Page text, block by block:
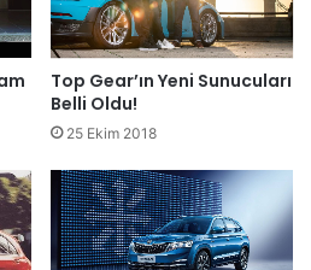
Top Gear’ın Yeni Sunucuları
Belli Oldu!
25 Ekim 2018